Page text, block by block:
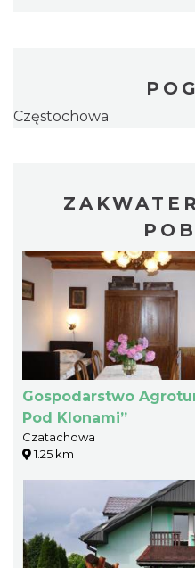
Częstochowa
Gospodarstwo
Pod Klonami”
Czatachowa
1.25 km